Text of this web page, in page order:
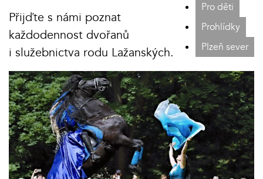
Pro děti
Prohlídky
Plzeň sever
Přijďte s námi poznat
každodennost dvořanů
i služebnictva rodu Lažanských.